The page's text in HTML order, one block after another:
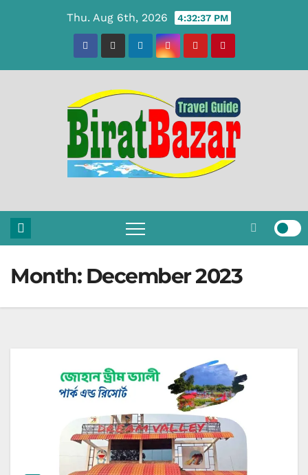
Thu. Aug 6th, 2026 4:32:38 PM
Month: December 2023